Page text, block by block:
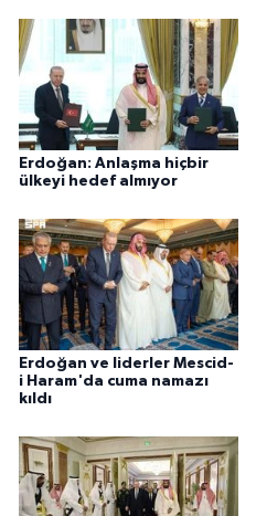
Erdoğan: Anlaşma hiçbir
ülkeyi hedef almıyor
Erdoğan ve liderler Mescid-
i Haram'da cuma namazı
kıldı